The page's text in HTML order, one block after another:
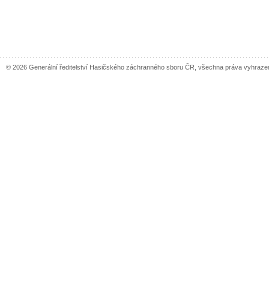
© 2026 Generální ředitelství Hasičského záchranného sboru ČR, všechna práva